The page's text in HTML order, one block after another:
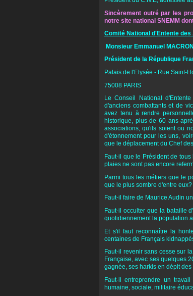
Sincèrement outré par les
notre site national SNEMM
Comité National d'Entente
Monsieur Emmanuel MACRON
Président de la République
Palais de l'Elysée - Rue Saint-
75008 PARIS
Le Conseil National
d'anciens combattants et de
avez tenu à rendre
historique, plus de 60 ans
associations, qu'ils soient ou
d'étonnement pour les uns,
que le déplacement du Chef
Faut-il que le Président de
plaies ne sont pas encore
Parmi tous les métiers que le
que le plus sombre d'entre eux?
Faut-il faire de Maurice Audin
Faut-il occulter que la bataille
quotidiennement la population
Et s'il faut reconnaître la
centaines de Français
Faut-il revenir sans cesse sur
Française, avec ses quelques
gagnée, ses harkis en dépit
Faut-il entreprendre un
humaine, sociale, militaire